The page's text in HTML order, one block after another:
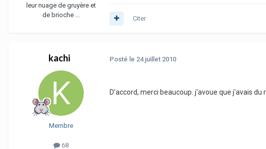
leur nuage de gruyère et
de brioche ...
Citer
kachi
Membre
68
Posté le 24 juillet 2010
D'accord, merci beaucoup. j'avoue que j'avais